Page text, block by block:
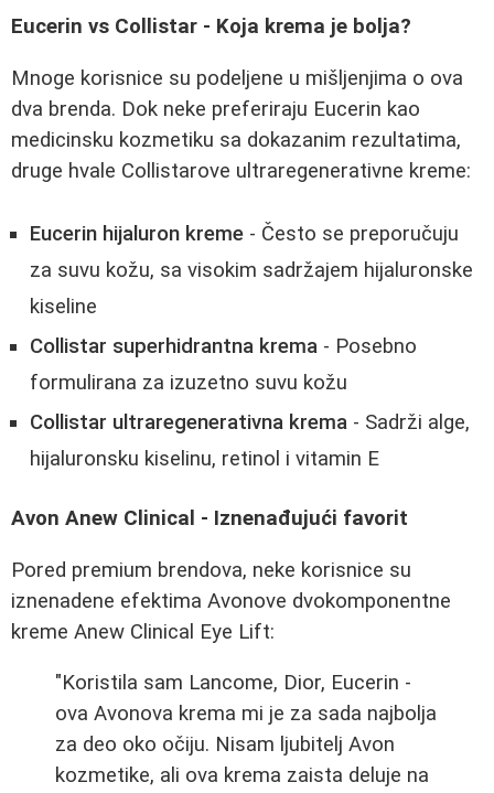
Eucerin vs Collistar - Koja krema je bolja?
Mnoge korisnice su podeljene u mišljenjima o ova
dva brenda. Dok neke preferiraju Eucerin kao
medicinsku kozmetiku sa dokazanim rezultatima,
druge hvale Collistarove ultraregenerativne kreme:
Eucerin hijaluron kreme - Često se preporučuju
za suvu kožu, sa visokim sadržajem hijaluronske
kiseline
Collistar superhidrantna krema - Posebno
formulirana za izuzetno suvu kožu
Collistar ultraregenerativna krema - Sadrži alge,
hijaluronsku kiselinu, retinol i vitamin E
Avon Anew Clinical - Iznenađujući favorit
Pored premium brendova, neke korisnice su
iznenadene efektima Avonove dvokomponentne
kreme Anew Clinical Eye Lift:
"Koristila sam Lancome, Dior, Eucerin -
ova Avonova krema mi je za sada najbolja
za deo oko očiju. Nisam ljubitelj Avon
kozmetike, ali ova krema zaista deluje na